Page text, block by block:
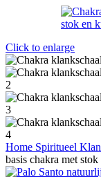
Click to enlarge
Home Spiritueel
basis chakra met stok